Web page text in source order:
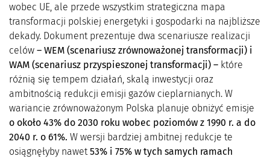
wobec UE, ale przede wszystkim strategiczna mapa
transformacji polskiej energetyki i gospodarki na najbliższe
dekady. Dokument prezentuje dwa scenariusze realizacji
celów – WEM (scenariusz zrównoważonej transformacji) i
WAM (scenariusz przyspieszonej transformacji) – które
różnią się tempem działań, skalą inwestycji oraz
ambitnością redukcji emisji gazów cieplarnianych. W
wariancie zrównoważonym Polska planuje obniżyć emisje
o około 43% do 2030 roku wobec poziomów z 1990 r. a do
2040 r. o 61%. W wersji bardziej ambitnej redukcje te
osiągnęłyby nawet53% i 75% w tych samych ramach